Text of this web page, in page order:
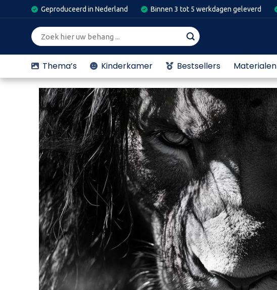
to
Geproduceerd in Nederland Binnen 3 tot 5 werkdagen geleverd
Zoeken
naar:
Thema’s Kinderkamer Bestsellers Materialen